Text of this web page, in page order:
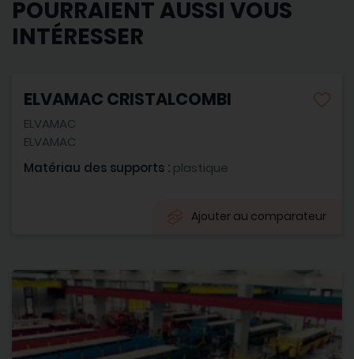
POURRAIENT AUSSI VOUS
INTÉRESSER
ELVAMAC CRISTALCOMBI
ELVAMAC
ELVAMAC
Matériau des supports : plastique
Ajouter au comparateur